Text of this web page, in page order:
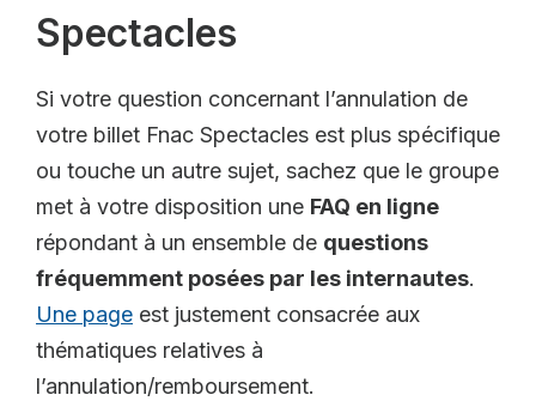
Spectacles
Si votre question concernant l’annulation de
votre billet Fnac Spectacles est plus spécifique
ou touche un autre sujet, sachez que le groupe
met à votre disposition une FAQ en ligne
répondant à un ensemble de questions
fréquemment posées par les internautes.
Une page est justement consacrée aux
thématiques relatives à
l’annulation/remboursement.